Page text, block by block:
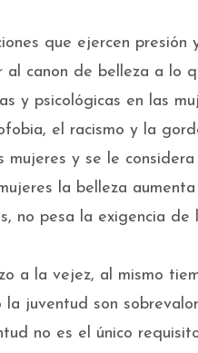
que ejercen presión
al canon de belleza a lo
y psicológicas en las
el racismo y la
mujeres y se le considera
la belleza aumenta
no pesa la exigencia de
a la vejez, al mismo
juventud son
no es el único